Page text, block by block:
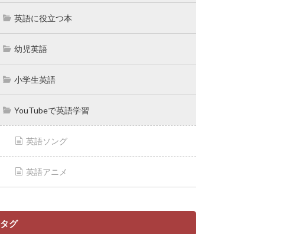
英語に役立つ本
幼児英語
小学生英語
YouTubeで英語学習
英語ソング
英語アニメ
タグ